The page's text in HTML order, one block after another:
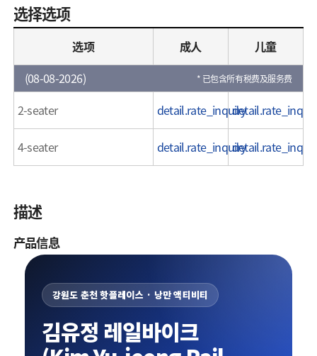
选择选项
选项 成人
儿童
(08-08-2026) * 已包含所有税费及服务费
2-seater detail.rate_inquiry
4-seater detail.rate_inquiry
描述
产品信息
강원도 춘천 핫플레이스 · 낭만 액티비티
김유정 레일바이크